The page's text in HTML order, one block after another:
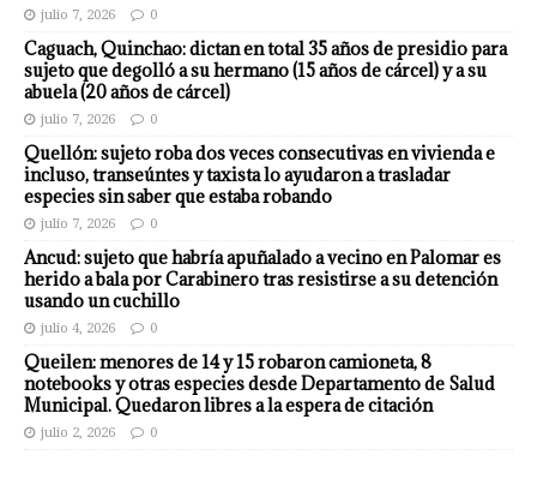
julio 7, 2026 0
Caguach, Quinchao: dictan en total 35 años de presidio para
sujeto que degolló a su hermano (15 años de cárcel) y a su
abuela (20 años de cárcel)
julio 7, 2026 0
Quellón: sujeto roba dos veces consecutivas en vivienda e
incluso, transeúntes y taxista lo ayudaron a trasladar
especies sin saber que estaba robando
julio 7, 2026 0
Ancud: sujeto que habría apuñalado a vecino en Palomar es
herido a bala por Carabinero tras resistirse a su detención
usando un cuchillo
julio 4, 2026 0
Queilen: menores de 14 y 15 robaron camioneta, 8
notebooks y otras especies desde Departamento de Salud
Municipal. Quedaron libres a la espera de citación
julio 2, 2026 0